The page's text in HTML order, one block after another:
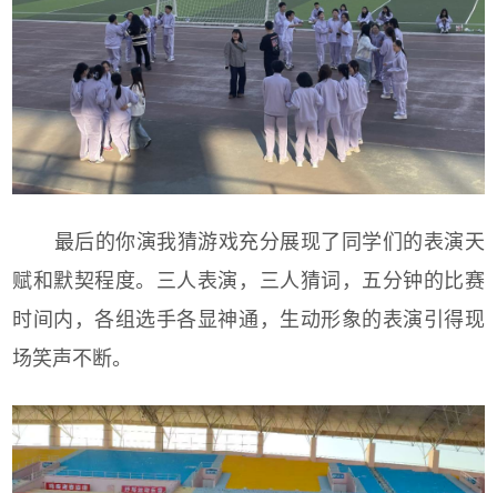
最后的你演我猜游戏充分展现了同学们的表演天
赋和默契程度。三人表演，三人猜词，五分钟的比赛
时间内，各组选手各显神通，生动形象的表演引得现
场笑声不断。